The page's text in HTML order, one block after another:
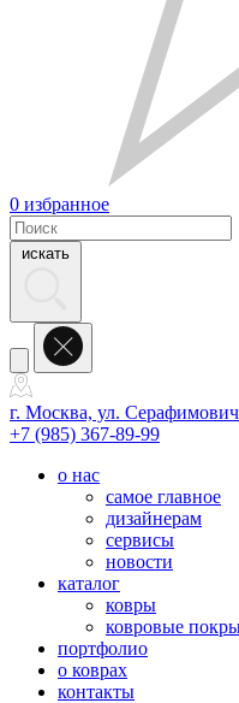
0 избранное
г. Москва, ул.
+7 (985) 367-89-99
о нас
самое главное
дизайнерам
сервисы
новости
каталог
ковры
ковровые
портфолио
о коврах
контакты